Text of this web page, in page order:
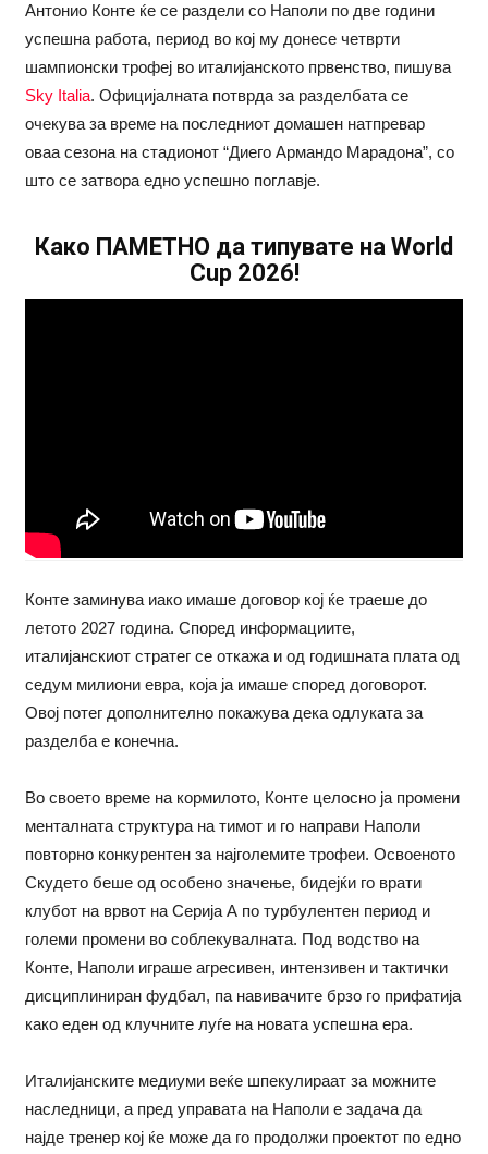
Антонио Конте ќе се раздели со Наполи по две години
успешна работа, период во кој му донесе четврти
шампионски трофеј во италијанското првенство, пишува
Sky Italia. Официјалната потврда за разделбата се
очекува за време на последниот домашен натпревар
оваа сезона на стадионот “Диего Армандо Марадона”, со
што се затвора едно успешно поглавје.
Како ПАМЕТНО да типувате на World
Cup 2026!
Конте заминува иако имаше договор кој ќе траеше до
летото 2027 година. Според информациите,
италијанскиот стратег се откажа и од годишната плата од
седум милиони евра, која ја имаше според договорот.
Овој потег дополнително покажува дека одлуката за
разделба е конечна.
Во своето време на кормилото, Конте целосно ја промени
менталната структура на тимот и го направи Наполи
повторно конкурентен за најголемите трофеи. Освоеното
Скудето беше од особено значење, бидејќи го врати
клубот на врвот на Серија А по турбулентен период и
големи промени во соблекувалната. Под водство на
Конте, Наполи играше агресивен, интензивен и тактички
дисциплиниран фудбал, па навивачите брзо го прифатија
како еден од клучните луѓе на новата успешна ера.
Италијанските медиуми веќе шпекулираат за можните
наследници, а пред управата на Наполи е задача да
најде тренер кој ќе може да го продолжи проектот по едно